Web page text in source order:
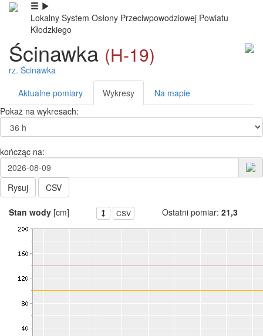
Lokalny System Osłony Przeciwpowodziowej Powiatu
Kłodzkiego
Ścinawka (H-19)
rz. Ścinawka
Aktualne pomiary
Wykresy
Na mapie
Pokaż na wykresach:
kończąc na:
Rysuj CSV
Stan wody [cm] CSV Ostatni pomiar:21,3